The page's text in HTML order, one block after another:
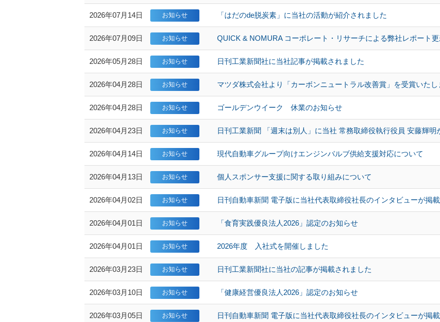
2026年07月14日 「はだのde脱炭素」に当社の活動が紹介されました
2026年07月09日 QUICK & NOMURA コーポレート・リサーチによる弊社レポート
2026年05月28日 日刊工業新聞社に当社記事が掲載されました
2026年04月28日 マツダ株式会社より「カーボンニュートラル改善賞」を受賞いた
2026年04月28日 ゴールデンウイーク 休業のお知らせ
2026年04月23日 日刊工業新聞 「週末は別人」に当社 常務取締役執行役員 安藤輝明
2026年04月14日 現代自動車グループ向けエンジンバルブ供給支援対応について
2026年04月13日 個人スポンサー支援に関する取り組みについて
2026年04月02日 日刊自動車新聞 電子版に当社代表取締役社長のインタビューが掲
2026年04月01日 「食育実践優良法人2026」認定のお知らせ
2026年04月01日 2026年度 入社式を開催しました
2026年03月23日 日刊工業新聞社に当社の記事が掲載されました
2026年03月10日 「健康経営優良法人2026」認定のお知らせ
2026年03月05日 日刊自動車新聞 電子版に当社代表取締役社長のインタビューが掲